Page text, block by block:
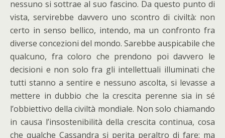
nessuno si sottrae al suo fascino. Da questo punto di
vista, servirebbe davvero uno scontro di civiltà: non
certo in senso bellico, intendo, ma un confronto fra
diverse concezioni del mondo. Sarebbe auspicabile che
qualcuno, fra coloro che prendono poi davvero le
decisioni e non solo fra gli intellettuali illuminati che
tutti stanno a sentire e nessuno ascolta, si levasse a
mettere in dubbio che la crescita perenne sia in sé
l’obbiettivo della civiltà mondiale. Non solo chiamando
in causa l’insostenibilità della crescita continua, cosa
che qualche Cassandra si perita peraltro di fare: ma